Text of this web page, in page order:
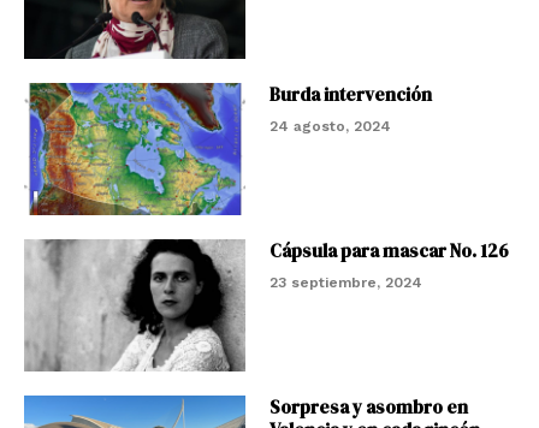
Burda intervención
24 agosto, 2024
Cápsula para mascar No. 126
23 septiembre, 2024
Sorpresa y asombro en